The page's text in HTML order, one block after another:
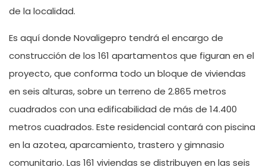
de la localidad.
Es aquí donde Novaligepro tendrá el encargo de
construcción de los 161 apartamentos que figuran en el
proyecto, que conforma todo un bloque de viviendas
en seis alturas, sobre un terreno de 2.865 metros
cuadrados con una edificabilidad de más de 14.400
metros cuadrados. Este residencial contará con piscina
en la azotea, aparcamiento, trastero y gimnasio
comunitario. Las 161 viviendas se distribuyen en las seis